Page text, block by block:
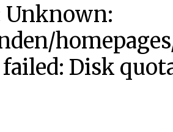
Unknown:
failed: Disk